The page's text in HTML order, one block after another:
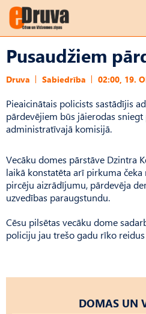
Pusaudžiem
Druva Sabiedrība 02:00, 19.
Pieaicinātais policists sastādījis
pārdevējiem būs jāierodas
administratīvajā komisijā.
Vecāku domes pārstāve Dzintra
laikā konstatēta arī pirkuma čeka
pircēju aizrādījumu, pārdevēja
uzvedības paraugstundu.
Cēsu pilsētas vecāku dome
policiju jau trešo gadu rīko
DOMAS UN